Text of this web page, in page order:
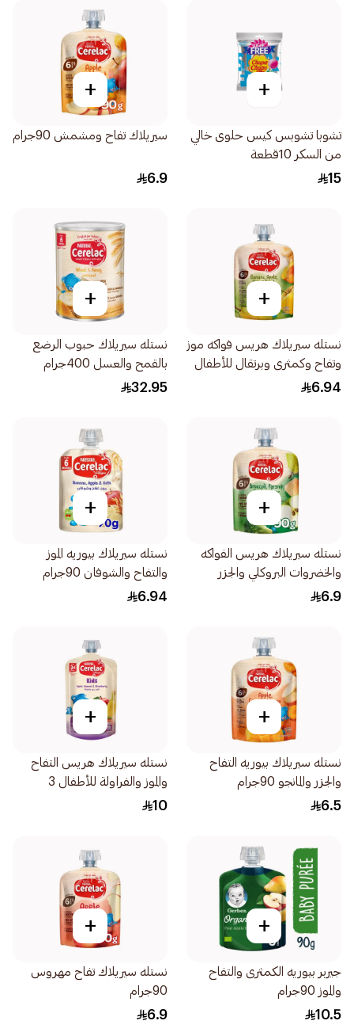
+
تشوبا تشوبس كيس حلوى خالي
من السكر 10قطعة
15
+
سيريلاك تفاح ومشمش 90جرام
6.9
+
نستله سيريلاك هريس فواكه موز
وتفاح وكمثرى وبرتقال للأطفال
من 6 شهور 90جرام
6.94
+
نستله سيريلاك حبوب الرضع
بالقمح والعسل 400جرام
32.95
+
نستله سيريلاك هريس الفواكه
والخضروات البروكلي والجزر
الأبيض والتفاح والكمثرى
6.9
+
نستله سيريلاك بيوريه الموز
والتفاح والشوفان 90جرام
6.94
+
نستله سيريلاك بيوريه التفاح
والجزر والمانجو 90جرام
6.5
+
نستله سيريلاك هريس التفاح
والموز والفراولة للأطفال 3
سنوات 110جرام
10
+
جيربر بيوريه الكمثرى والتفاح
والموز 90جرام
10.5
+
نستله سيريلاك تفاح مهروس
90جرام
6.9